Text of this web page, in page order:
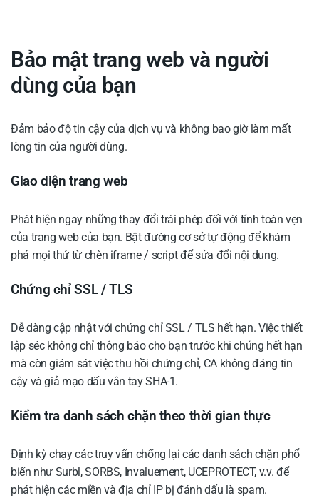
Bảo mật trang web và người
dùng của bạn
Đảm bảo độ tin cậy của dịch vụ và không bao giờ làm mất
lòng tin của người dùng.
Giao diện trang web
Phát hiện ngay những thay đổi trái phép đối với tính toàn vẹn
của trang web của bạn. Bật đường cơ sở tự động để khám
phá mọi thứ từ chèn iframe / script để sửa đổi nội dung.
Chứng chỉ SSL / TLS
Dễ dàng cập nhật với chứng chỉ SSL / TLS hết hạn. Việc thiết
lập séc không chỉ thông báo cho bạn trước khi chúng hết hạn
mà còn giám sát việc thu hồi chứng chỉ, CA không đáng tin
cậy và giả mạo dấu vân tay SHA-1.
Kiểm tra danh sách chặn theo thời gian thực
Định kỳ chạy các truy vấn chống lại các danh sách chặn phổ
biến như Surbl, SORBS, Invaluement, UCEPROTECT, v.v. để
phát hiện các miền và địa chỉ IP bị đánh dấu là spam.